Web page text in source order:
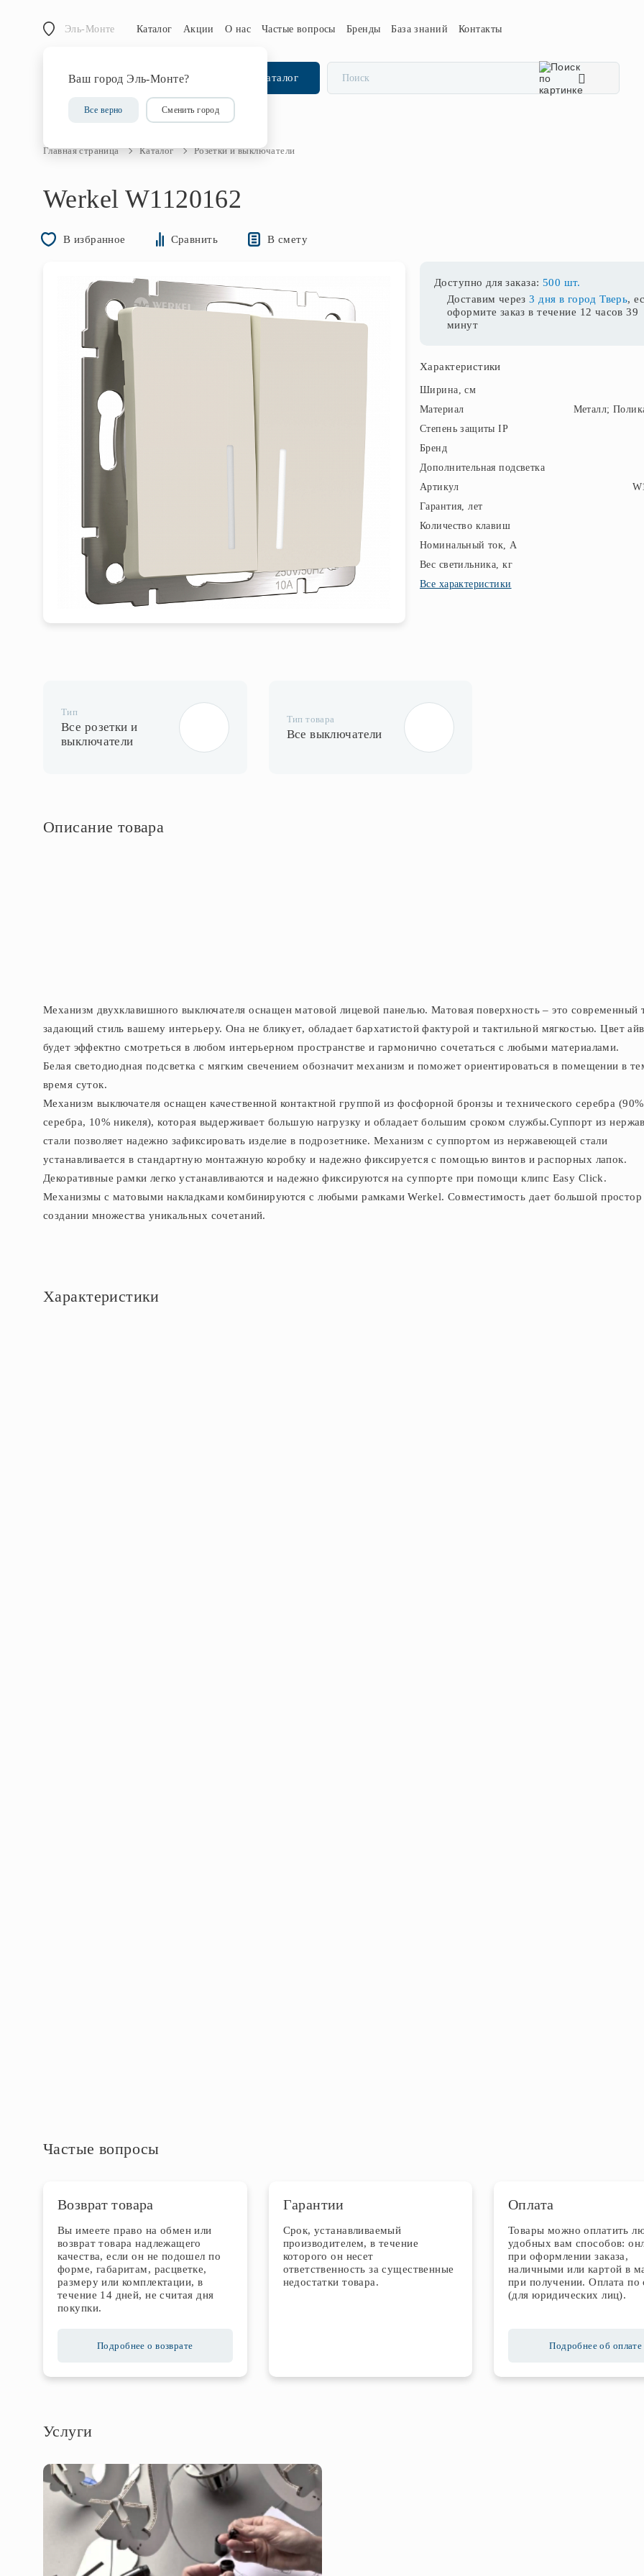
Эль-Монте
Ваш город Эль-Монте?
Все верно Сменить город
Каталог Акции О нас Частые вопросы Бренды База знаний Контакты
Каталог
Главная страница Каталог Розетки и выключатели
Werkel W1120162
В избранное Сравнить В смету
Доступно для заказа: 500 шт.
Доставим через3 дня в город Тверь,
оформите заказ в течение 12 часов 39
минут
Характеристики
Ширина, см
Материал
Металл;
Степень защиты IP
Бренд
Дополнительная подсветка
Артикул
Гарантия, лет
Количество клавиш
Номинальный ток, А
Вес светильника, кг
Все характеристики
Тип
Все розетки и
выключатели
Тип товара
Все выключатели
Описание товара
Механизм двухклавишного выключателя оснащен матовой лицевой панелью. Матовая поверхность – это современный
задающий стиль вашему интерьеру. Она не бликует, обладает бархатистой фактурой и тактильной мягкостью. Цвет
будет эффектно смотреться в любом интерьерном пространстве и гармонично сочетаться с любыми материалами.
Белая светодиодная подсветка с мягким свечением обозначит механизм и поможет ориентироваться в помещении в
время суток.
Механизм выключателя оснащен качественной контактной группой из фосфорной бронзы и технического серебра (90%
серебра, 10% никеля), которая выдерживает большую нагрузку и обладает большим сроком службы.Суппорт из
стали позволяет надежно зафиксировать изделие в подрозетнике. Механизм с суппортом из нержавеющей стали
устанавливается в стандартную монтажную коробку и надежно фиксируется с помощью винтов и распорных лапок.
Декоративные рамки легко устанавливаются и надежно фиксируются на суппорте при помощи клипс Easy Click.
Механизмы с матовыми накладками комбинируются с любыми рамками Werkel. Совместимость дает большой простор
создании множества уникальных сочетаний.
Характеристики
Частые вопросы
Возврат товара
Вы имеете право на обмен или
возврат товара надлежащего
качества, если он не подошел по
форме, габаритам, расцветке,
размеру или комплектации, в
течение 14 дней, не считая дня
покупки.
Подробнее о возврате
Гарантии
Срок, устанавливаемый
производителем, в течение
которого он несет
ответственность за существенные
недостатки товара.
Оплата
Товары можно оплатить
удобных вам способов:
при оформлении заказа,
наличными или картой в
при получении. Оплата по
(для юридических лиц).
Подробнее об оплате
Услуги